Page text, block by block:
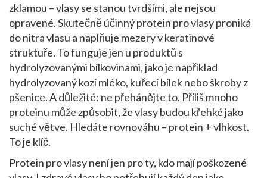
zklamou – vlasy se stanou tvrdšími, ale nejsou
opravené. Skutečně účinný protein pro vlasy proniká
do nitra vlasu a naplňuje mezery v keratinové
struktuře. To funguje jen u produktů s
hydrolyzovanými bílkovinami, jako je například
hydrolyzovaný kozí mléko, kuřecí bílek nebo škroby z
pšenice. A důležité: ne přehánějte to. Příliš mnoho
proteinu může způsobit, že vlasy budou křehké jako
suché větve. Hledáte rovnováhu – protein + vlhkost.
To je klíč.
Protein pro vlasy není jen pro ty, kdo mají poškozené